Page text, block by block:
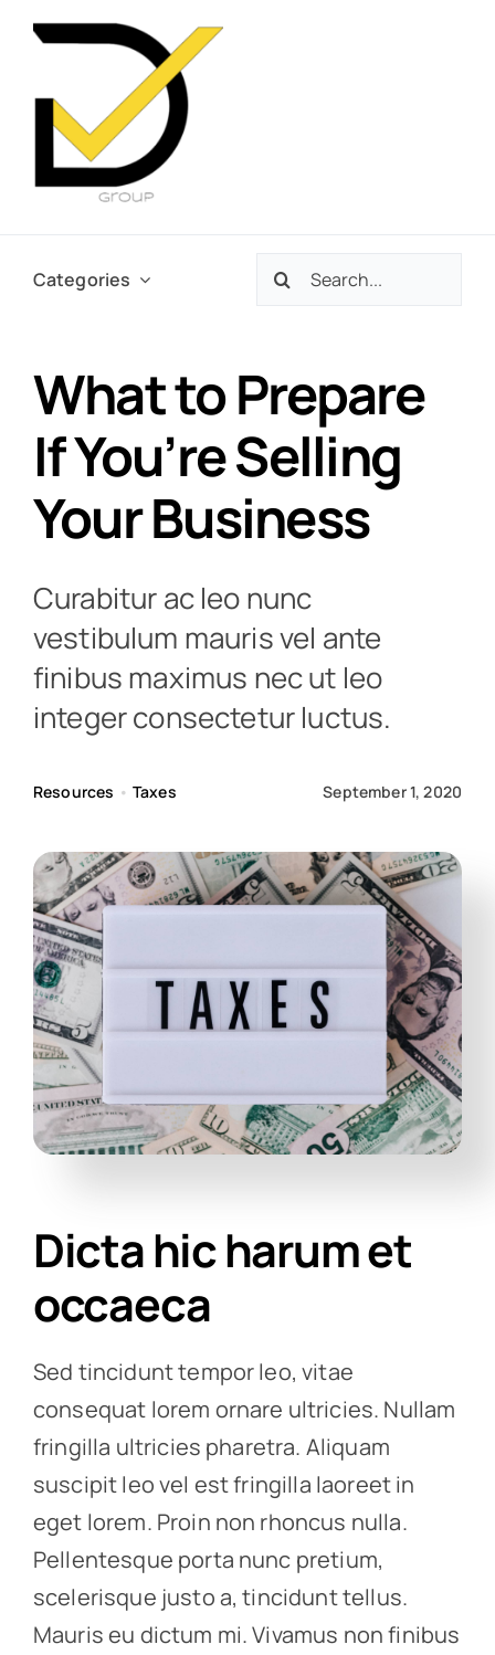
Skip
content
Categories
Search
What to Prepare
If You’re Selling
Your Business
Curabitur ac leo nunc
vestibulum mauris vel ante
finibus maximus nec ut leo
integer consectetur luctus.
Resources • Taxes September 1, 2020
Dicta hic harum et
occaeca
Sed tincidunt tempor leo, vitae
consequat lorem ornare ultricies. Nullam
fringilla ultricies pharetra. Aliquam
suscipit leo vel est fringilla laoreet in
eget lorem. Proin non rhoncus nulla.
Pellentesque porta nunc pretium,
scelerisque justo a, tincidunt tellus.
Mauris eu dictum mi. Vivamus non finibus